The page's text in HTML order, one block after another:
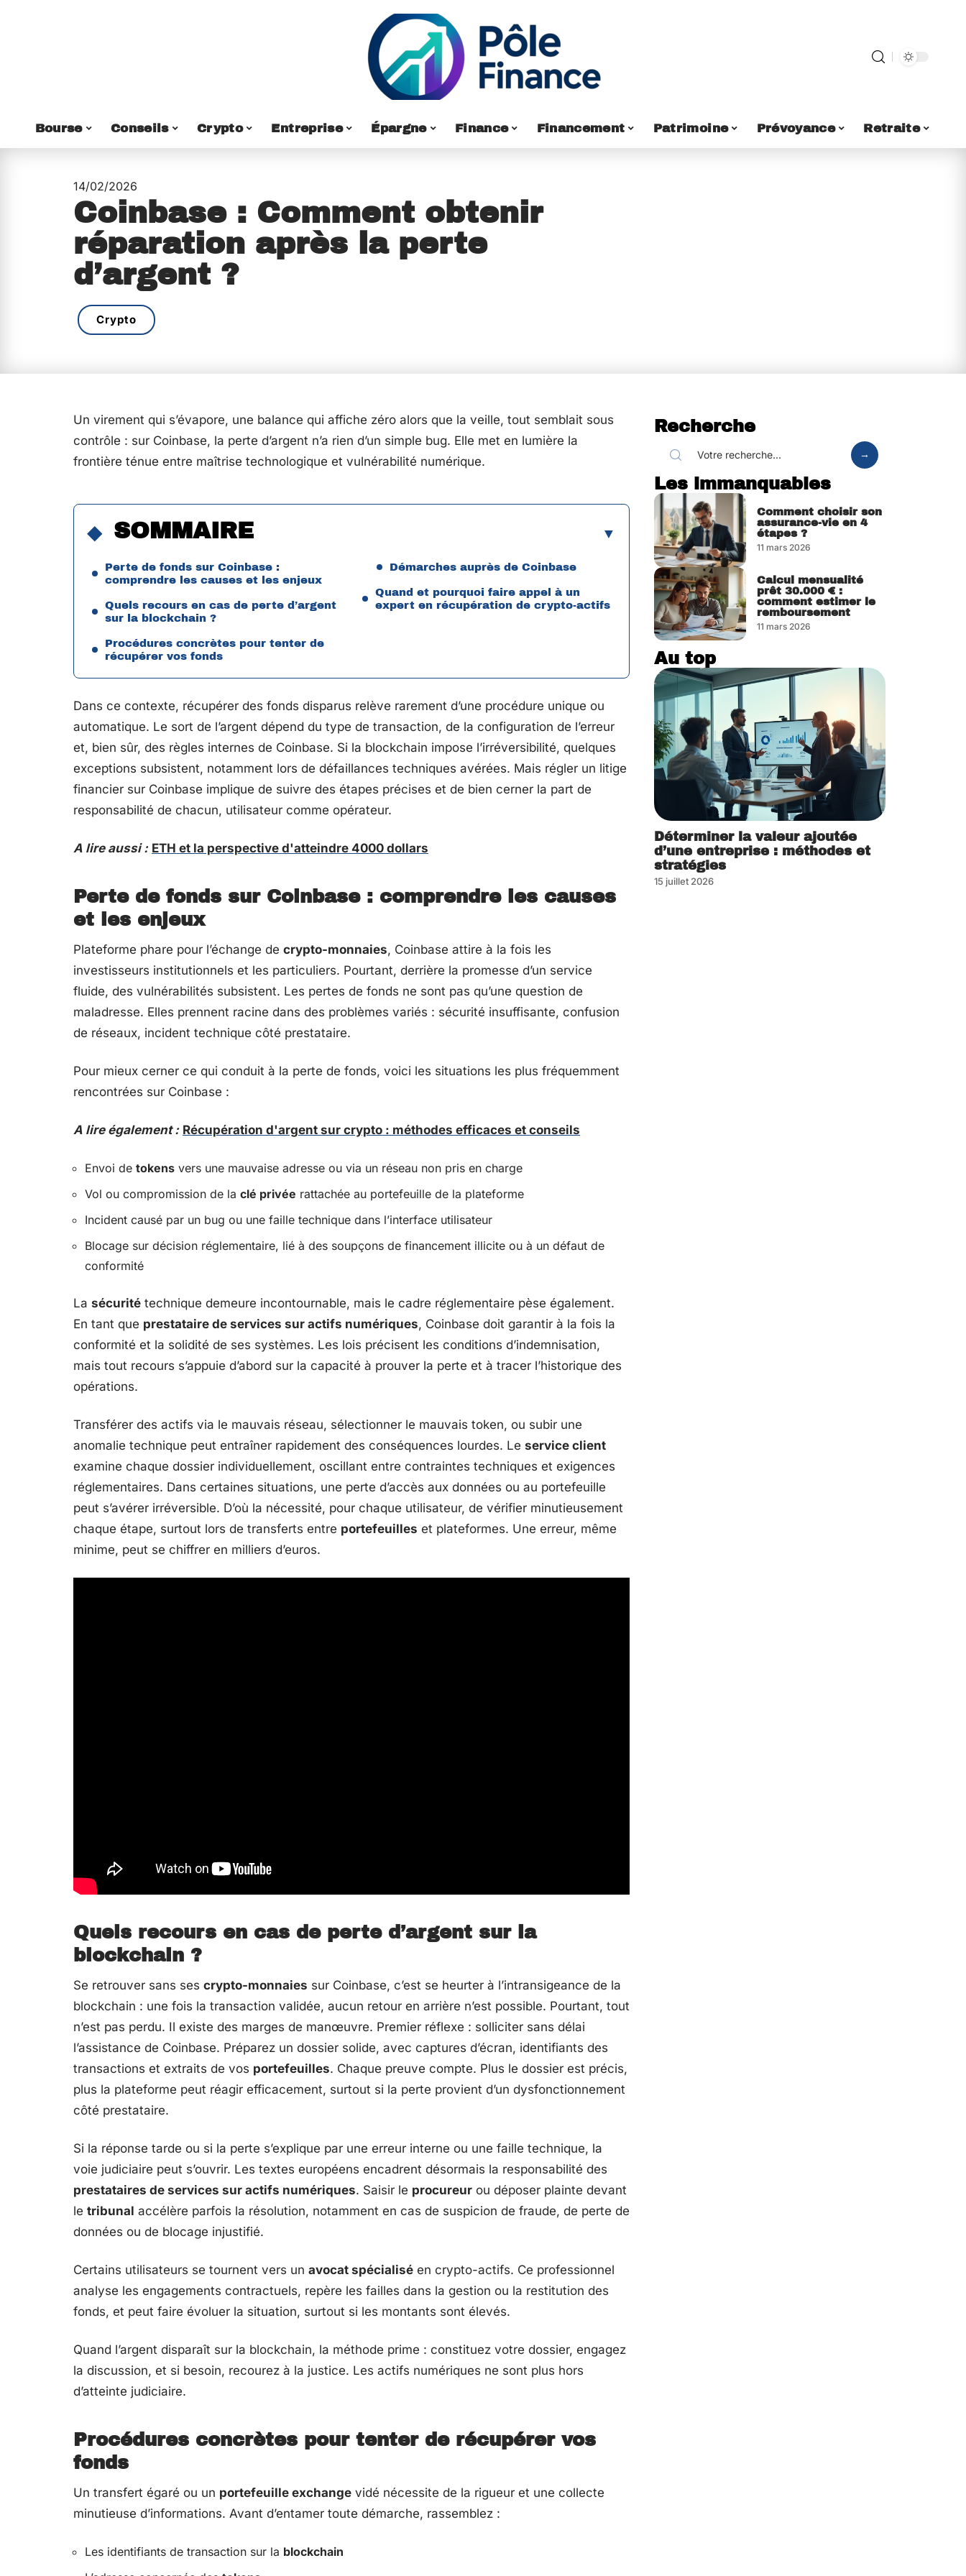
Bourse Conseils Crypto Entreprise Épargne Finance Financement Patrimoine Prévoyance Retraite
14/02/2026
Coinbase : Comment obtenir
réparation après la perte
d’argent ?
Crypto
Un virement qui s’évapore, une balance qui affiche zéro alors que la veille, tout semblait sous
contrôle : sur Coinbase, la perte d’argent n’a rien d’un simple bug. Elle met en lumière la
frontière ténue entre maîtrise technologique et vulnérabilité numérique.
SOMMAIRE
Perte de fonds sur Coinbase :
comprendre les causes et les enjeux
Quels recours en cas de perte d’argent
sur la blockchain ?
Procédures concrètes pour tenter de
récupérer vos fonds
Démarches auprès de Coinbase
Quand et pourquoi faire appel à un
expert en récupération de crypto-actifs
Dans ce contexte, récupérer des fonds disparus relève rarement d’une procédure unique ou
automatique. Le sort de l’argent dépend du type de transaction, de la configuration de l’erreur
et, bien sûr, des règles internes de Coinbase. Si la blockchain impose l’irréversibilité, quelques
exceptions subsistent, notamment lors de défaillances techniques avérées. Mais régler un litige
financier sur Coinbase implique de suivre des étapes précises et de bien cerner la part de
responsabilité de chacun, utilisateur comme opérateur.
A lire aussi : ETH et la perspective d'atteindre 4000 dollars
Perte de fonds sur Coinbase : comprendre les causes
et les enjeux
Plateforme phare pour l’échange de crypto-monnaies, Coinbase attire à la fois les
investisseurs institutionnels et les particuliers. Pourtant, derrière la promesse d’un service
fluide, des vulnérabilités subsistent. Les pertes de fonds ne sont pas qu’une question de
maladresse. Elles prennent racine dans des problèmes variés : sécurité insuffisante, confusion
de réseaux, incident technique côté prestataire.
Pour mieux cerner ce qui conduit à la perte de fonds, voici les situations les plus fréquemment
rencontrées sur Coinbase :
A lire également : Récupération d'argent sur crypto : méthodes efficaces et conseils
Envoi de tokens vers une mauvaise adresse ou via un réseau non pris en charge
Vol ou compromission de la clé privée rattachée au portefeuille de la plateforme
Incident causé par un bug ou une faille technique dans l’interface utilisateur
Blocage sur décision réglementaire, lié à des soupçons de financement illicite ou à un défaut de
conformité
La sécurité technique demeure incontournable, mais le cadre réglementaire pèse également.
En tant que prestataire de services sur actifs numériques, Coinbase doit garantir à la fois la
conformité et la solidité de ses systèmes. Les lois précisent les conditions d’indemnisation,
mais tout recours s’appuie d’abord sur la capacité à prouver la perte et à tracer l’historique des
opérations.
Transférer des actifs via le mauvais réseau, sélectionner le mauvais token, ou subir une
anomalie technique peut entraîner rapidement des conséquences lourdes. Le service client
examine chaque dossier individuellement, oscillant entre contraintes techniques et exigences
réglementaires. Dans certaines situations, une perte d’accès aux données ou au portefeuille
peut s’avérer irréversible. D’où la nécessité, pour chaque utilisateur, de vérifier minutieusement
chaque étape, surtout lors de transferts entre portefeuilles et plateformes. Une erreur, même
minime, peut se chiffrer en milliers d’euros.
Quels recours en cas de perte d’argent sur la
blockchain ?
Se retrouver sans ses crypto-monnaies sur Coinbase, c’est se heurter à l’intransigeance de la
blockchain : une fois la transaction validée, aucun retour en arrière n’est possible. Pourtant, tout
n’est pas perdu. Il existe des marges de manœuvre. Premier réflexe : solliciter sans délai
l’assistance de Coinbase. Préparez un dossier solide, avec captures d’écran, identifiants des
transactions et extraits de vos portefeuilles. Chaque preuve compte. Plus le dossier est précis,
plus la plateforme peut réagir efficacement, surtout si la perte provient d’un dysfonctionnement
côté prestataire.
Si la réponse tarde ou si la perte s’explique par une erreur interne ou une faille technique, la
voie judiciaire peut s’ouvrir. Les textes européens encadrent désormais la responsabilité des
prestataires de services sur actifs numériques. Saisir le procureur ou déposer plainte devant
le tribunal accélère parfois la résolution, notamment en cas de suspicion de fraude, de perte de
données ou de blocage injustifié.
Certains utilisateurs se tournent vers un avocat spécialisé en crypto-actifs. Ce professionnel
analyse les engagements contractuels, repère les failles dans la gestion ou la restitution des
fonds, et peut faire évoluer la situation, surtout si les montants sont élevés.
Quand l’argent disparaît sur la blockchain, la méthode prime : constituez votre dossier, engagez
la discussion, et si besoin, recourez à la justice. Les actifs numériques ne sont plus hors
d’atteinte judiciaire.
Procédures concrètes pour tenter de récupérer vos
fonds
Un transfert égaré ou un portefeuille exchange vidé nécessite de la rigueur et une collecte
minutieuse d’informations. Avant d’entamer toute démarche, rassemblez :
Les identifiants de transaction sur la blockchain
Recherche
Les immanquables
Comment choisir son
assurance-vie en 4
étapes ?
11 mars 2026
Calcul mensualité
prêt 30.000 € :
comment estimer le
remboursement
11 mars 2026
Au top
Déterminer la valeur ajoutée
d’une entreprise : méthodes et
stratégies
15 juillet 2026